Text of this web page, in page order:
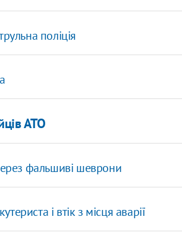
поліція
АТО
фальшиві шеврони
і втік з місця аварії